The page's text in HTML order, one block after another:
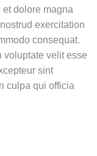
dolore magna
exercitation
consequat.
voluptate velit esse
sint
culpa qui officia